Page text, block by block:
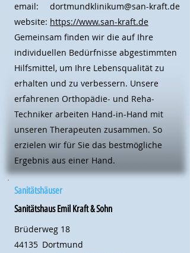
email:
website:
dortmundklinikum@san-kraft.de
https://www.san-kraft.de
Gemeinsam finden wir die auf Ihre
individuellen Bedürfnisse abgestimmten
Hilfsmittel, um Ihre Lebensqualität zu
erhalten und zu verbessern. Unsere
erfahrenen Orthopädie- und Reha-
Techniker arbeiten Hand-in-Hand mit
unseren Therapeuten zusammen. So
erzielen wir für Sie das bestmögliche
Ergebnis aus einer Hand.
Sanitätshäuser
Sanitätshaus Emil Kraft & Sohn
Brüderweg 18
44135 Dortmund